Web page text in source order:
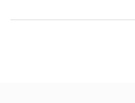
Такую инструкцию не